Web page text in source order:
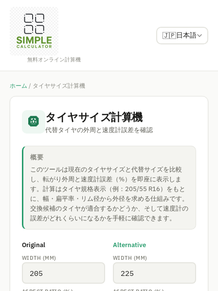
無料オンライン計算機
🇯🇵日本語
ホーム / タイヤサイズ計算機
🛞 タイヤサイズ計算機
代替タイヤの外周と速度計誤差を確認
概要
このツールは現在のタイヤサイズと代替サイズを比較
し、転がり外周と速度計誤差（%）を即座に表示しま
す。計算はタイヤ規格表示（例：205/55 R16）をもと
に、幅・扁平率・リム径から外径を求める仕組みです。
交換候補のタイヤが適合するかどうか、そして速度計の
誤差がどれくらいになるかを手軽に確認できます。
Original
WIDTH (MM)
Alternative
WIDTH (MM)